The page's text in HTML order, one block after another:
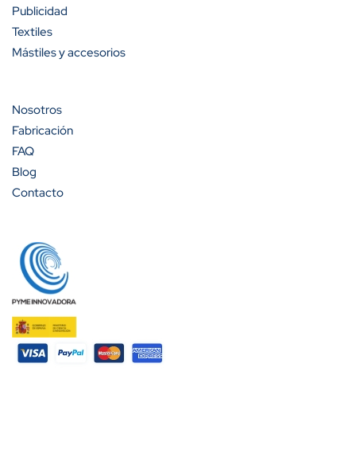
A partir de 50 unidades
A partir de 100 unidades
Publicidad
Textiles
Mástiles y accesorios
Nosotros
Fabricación
FAQ
Blog
Contacto